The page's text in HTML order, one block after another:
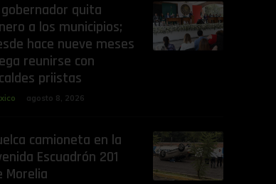
gobernador quita
a los municipios;
hace nueve meses
reunirse con
priistas
agosto 8, 2026
camioneta en la
Escuadrón 201
Morelia